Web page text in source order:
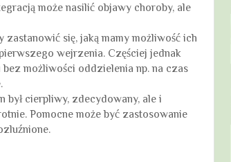
może nasilić objawy choroby, ale
się, jaką mamy możliwość ich
wejrzenia. Częściej jednak
możliwości oddzielenia np. na czas
był cierpliwy, zdecydowany, ale i
Pomocne może być zastosowanie